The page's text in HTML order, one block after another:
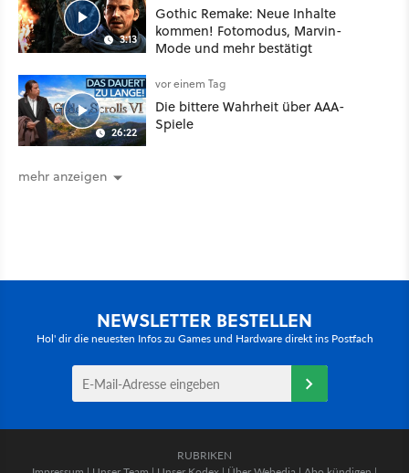
3:13
Gothic Remake: Neue Inhalte
kommen! Fotomodus, Marvin-
Mode und mehr bestätigt
26:22
vor einem Tag
Die bittere Wahrheit über AAA-
Spiele
mehr anzeigen
NEWSLETTER BESTELLEN
Hol' dir die neuesten Infos zu Games und Hardware direkt ins Postfach
RUBRIKEN